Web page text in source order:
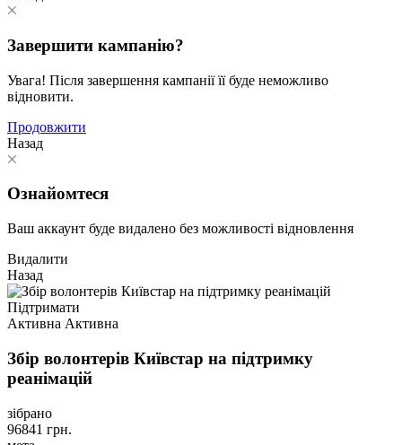
Завершити кампанію?
Увага! Після завершення кампанії її буде неможливо
відновити.
Продовжити
Назад
Ознайомтеся
Ваш аккаунт буде видалено без можливості відновлення
Видалити
Назад
Підтримати
Активна Активна
Збір волонтерів Київстар на підтримку
реанімацій
зібрано
96841 грн.